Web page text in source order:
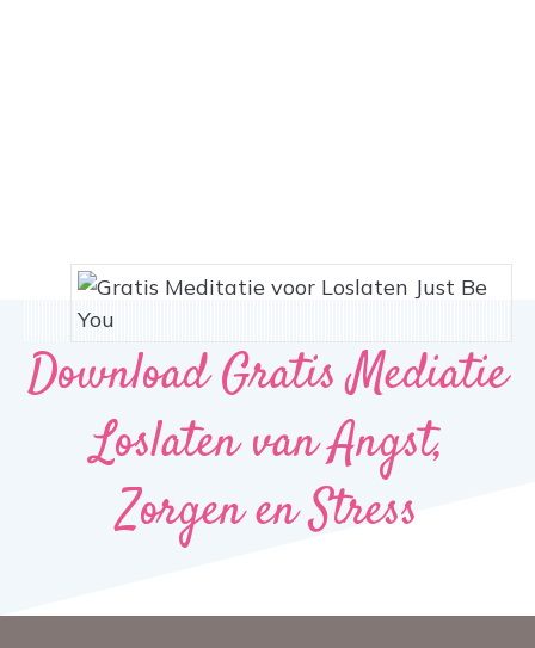
Download Gratis Mediatie
Loslaten van Angst,
Zorgen en Stress